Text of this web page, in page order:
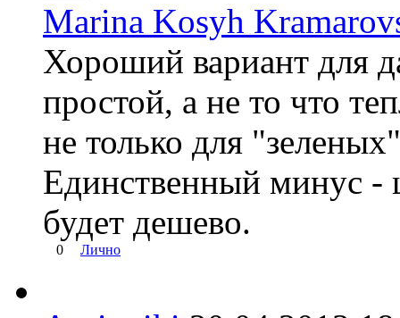
Marina Kosyh
Хороший вариант для
простой, а не то что
не только для
Единственный минус -
будет дешево.
0 Лично